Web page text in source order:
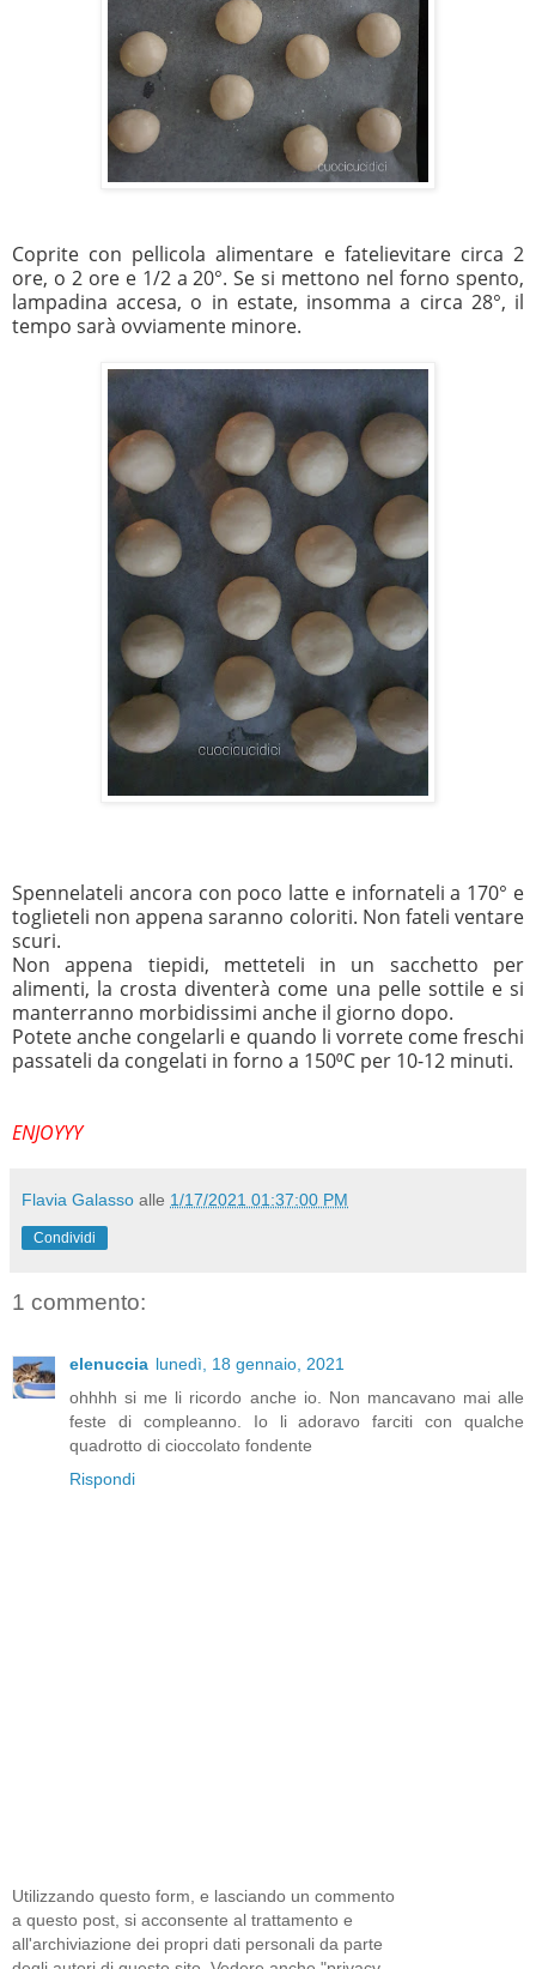
Coprite con pellicola alimentare e fatelievitare circa 2
ore, o 2 ore e 1/2 a 20°. Se si mettono nel forno spento,
lampadina accesa, o in estate, insomma a circa 28°, il
tempo sarà ovviamente minore.
Spennelateli ancora con poco latte e infornateli a 170° e
toglieteli non appena saranno coloriti. Non fateli ventare
scuri.
Non appena tiepidi, metteteli in un sacchetto per
alimenti, la crosta diventerà come una pelle sottile e si
manterranno morbidissimi anche il giorno dopo.
Potete anche congelarli e quando li vorrete come freschi
passateli da congelati in forno a 150⁰C per 10-12 minuti.
ENJOYYY
Flavia Galasso alle 1/17/2021 01:37:00 PM
Condividi
1 commento:
elenuccia lunedì, 18 gennaio, 2021
ohhhh si me li ricordo anche io. Non mancavano mai alle
feste di compleanno. Io li adoravo farciti con qualche
quadrotto di cioccolato fondente
Rispondi
Utilizzando questo form, e lasciando un commento
a questo post, si acconsente al trattamento e
all'archiviazione dei propri dati personali da parte